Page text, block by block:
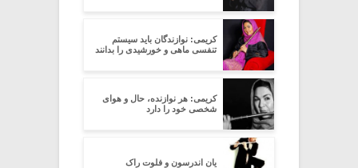
کریمی: نوازندگان باید سیستم
تنفسی ماهی و خورشیدی را بدانند
کریمی: هر نوازنده، حال و هوای
شخصی خود را دارد
یان اندرسون و فلوت راک